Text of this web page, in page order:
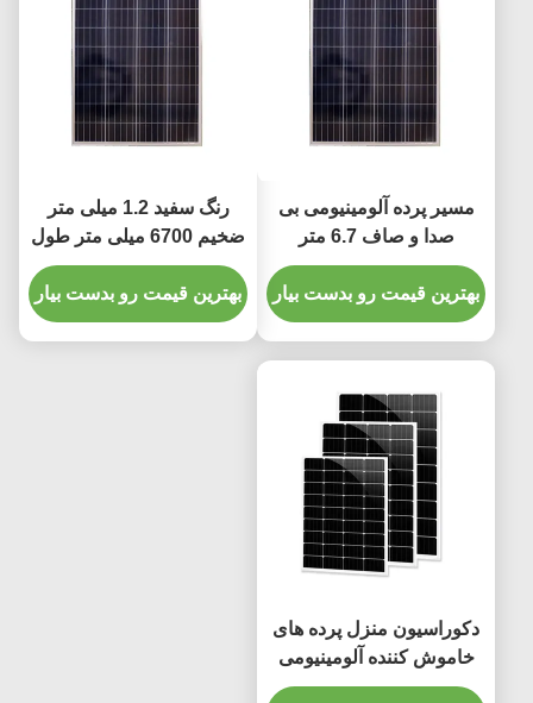
مسیر پرده آلومینیومی بی
صدا و صاف 6.7 متر
بهترین قیمت رو بدست بیار
رنگ سفید 1.2 میلی متر
ضخیم 6700 میلی متر طول
پرده آلومینیومی آهنگ سفید
رنگ
بهترین قیمت رو بدست بیار
دکوراسیون منزل پرده های
خاموش کننده آلومینیومی
آسان تمیز مسیر 4 متر